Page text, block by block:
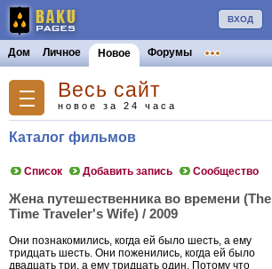
ВХОД
Дом Личное Новое Форумы
Весь сайт
новое за 24 часа
Каталог фильмов
Список Добавить запись Сообщество
Жена путешественника во времени (The
Time Traveler's Wife) / 2009
Они познакомились, когда ей было шесть, а ему
тридцать шесть. Они поженились, когда ей было
двадцать три, а ему тридцать один. Потому что